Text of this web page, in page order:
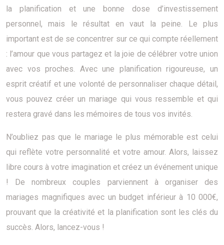
la planification et une bonne dose d’investissement
personnel, mais le résultat en vaut la peine. Le plus
important est de se concentrer sur ce qui compte réellement
: l’amour que vous partagez et la joie de célébrer votre union
avec vos proches. Avec une planification rigoureuse, un
esprit créatif et une volonté de personnaliser chaque détail,
vous pouvez créer un mariage qui vous ressemble et qui
restera gravé dans les mémoires de tous vos invités.
N’oubliez pas que le mariage le plus mémorable est celui
qui reflète votre personnalité et votre amour. Alors, laissez
libre cours à votre imagination et créez un événement unique
! De nombreux couples parviennent à organiser des
mariages magnifiques avec un budget inférieur à 10 000€,
prouvant que la créativité et la planification sont les clés du
succès. Alors, lancez-vous !